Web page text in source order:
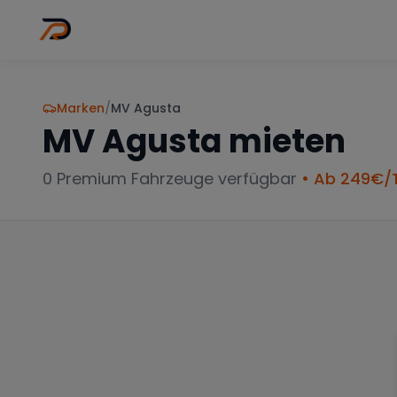
Marken/MV Agusta
MV Agusta mieten
0 Premium Fahrzeuge verfügbar • Ab 249€/